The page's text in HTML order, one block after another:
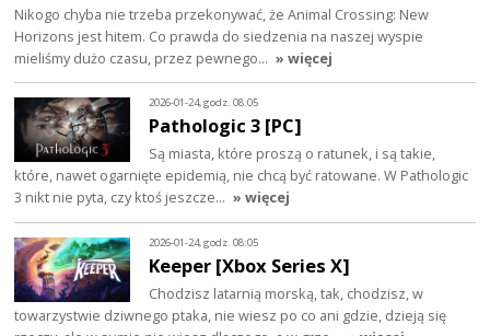
Nikogo chyba nie trzeba przekonywać, że Animal Crossing: New
Horizons jest hitem. Co prawda do siedzenia na naszej wyspie
mieliśmy dużo czasu, przez pewnego… » więcej
2026-01-24, godz. 08:05
Pathologic 3 [PC]
Są miasta, które proszą o ratunek, i są takie,
które, nawet ogarnięte epidemią, nie chcą być ratowane. W Pathologic
3 nikt nie pyta, czy ktoś jeszcze… » więcej
2026-01-24, godz. 08:05
Keeper [Xbox Series X]
Chodzisz latarnią morską, tak, chodzisz, w
towarzystwie dziwnego ptaka, nie wiesz po co ani gdzie, dzieją się